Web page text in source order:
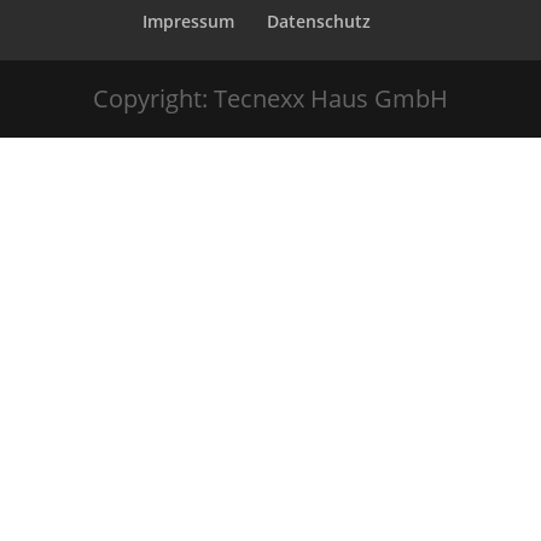
Impressum Datenschutz
Copyright: Tecnexx Haus GmbH